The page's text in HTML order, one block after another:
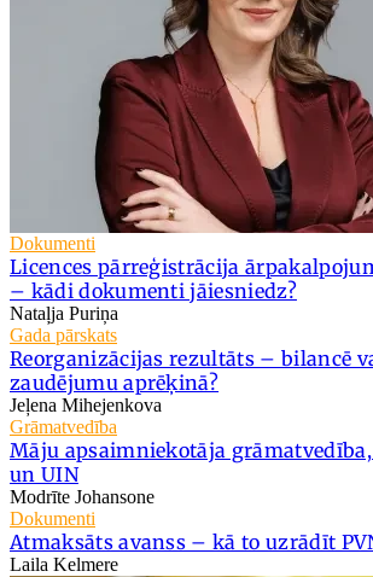
Dokumenti
Licences pārreģistrācija
– kādi dokumenti jāiesniedz?
Nataļja Puriņa
Gada pārskats
Reorganizācijas rezultāts – bilancē
zaudējumu aprēķinā?
Jeļena Mihejenkova
Grāmatvedība
Māju apsaimniekotāja
un UIN
Modrīte Johansone
Dokumenti
Atmaksāts avanss – kā to uzrādīt
Laila Kelmere